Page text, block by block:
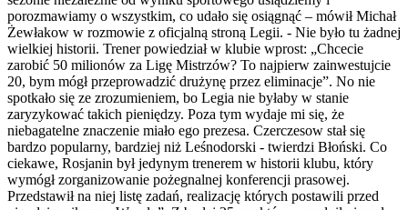
porozmawiamy o wszystkim, co udało się osiągnąć – mówił Michał
Żewłakow w rozmowie z oficjalną stroną Legii. - Nie było tu żadnej
wielkiej historii. Trener powiedział w klubie wprost: „Chcecie
zarobić 50 milionów za Ligę Mistrzów? To najpierw zainwestujcie
20, bym mógł przeprowadzić drużynę przez eliminacje”. No nie
spotkało się ze zrozumieniem, bo Legia nie byłaby w stanie
zaryzykować takich pieniędzy. Poza tym wydaje mi się, że
niebagatelne znaczenie miało ego prezesa. Czerczesow stał się
bardzo popularny, bardziej niż Leśnodorski - twierdzi Błoński. Co
ciekawe, Rosjanin był jedynym trenerem w historii klubu, który
wymógł zorganizowanie pożegnalnej konferencji prasowej.
Przedstawił na niej listę zadań, realizację których postawili przed